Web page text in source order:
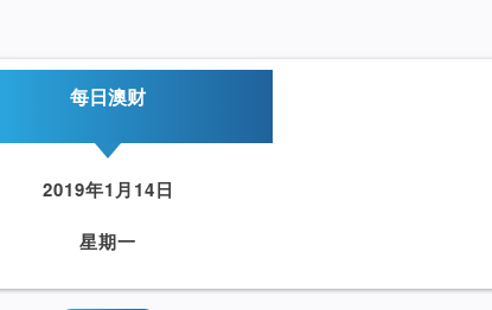
每日澳财
2019年1月14日
星期一